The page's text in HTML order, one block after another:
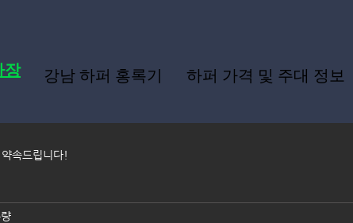
장 강남 하퍼 홍록기 하퍼 가격 및 주대 정보
속드립니다!